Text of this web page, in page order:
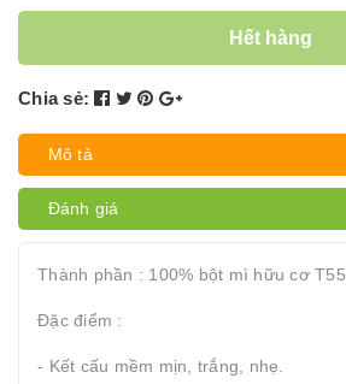
Hết hàng
Chia sẻ:
Mô tả
Đánh giá
Thành phần : 100% bột mì hữu cơ T55
Đặc điểm :
- Kết cấu mềm mịn, trắng, nhẹ.